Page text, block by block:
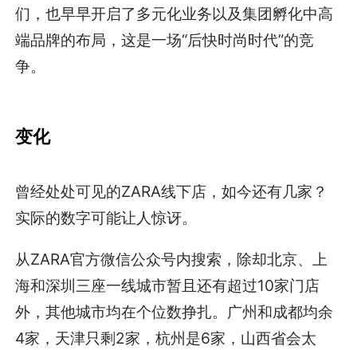
们，也早早开启了多元化业务以及集团孵化中高
端品牌的布局，这是一场“后快时尚时代”的竞
争。
变化
曾经处处可见的ZARA线下店，如今还有几家？
实际的数字可能让人惊讶。
从ZARA官方微信公众号内搜索，除却北京、上
海和深圳三座一线城市暂且还有超过10家门店
外，其他城市均在个位数挣扎。广州和成都均余
4家，天津只剩2家，杭州是6家，山西省会太